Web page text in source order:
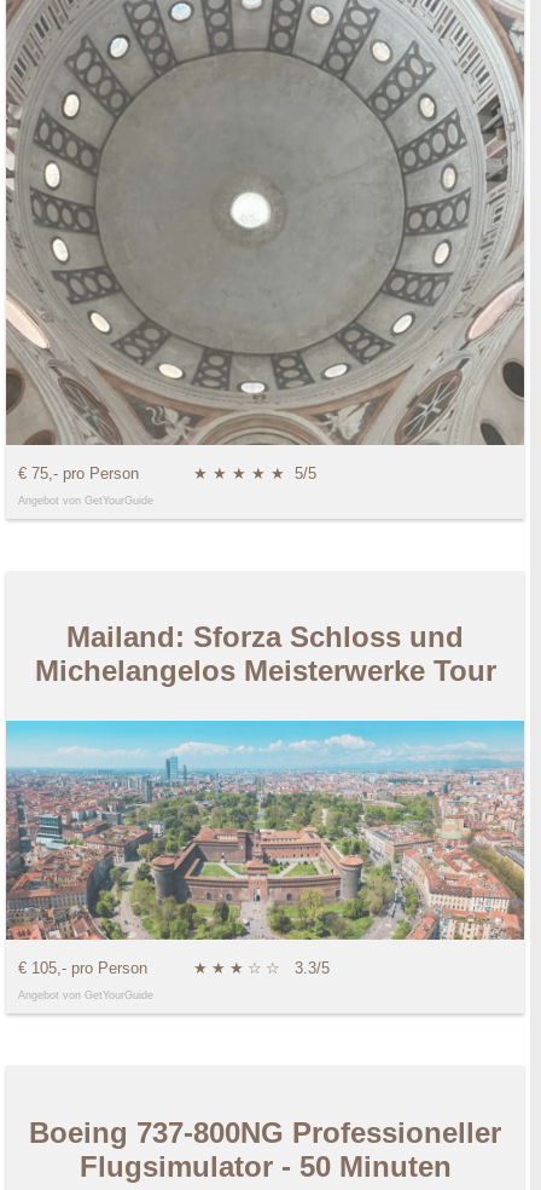
€ 75,- pro Person ★ ★ ★ ★ ★ 5/5
Angebot von GetYourGuide
Mailand: Sforza Schloss und
Michelangelos Meisterwerke Tour
€ 105,- pro Person ★ ★ ★ ☆ ☆ 3.3/5
Angebot von GetYourGuide
Boeing 737-800NG Professioneller
Flugsimulator - 50 Minuten